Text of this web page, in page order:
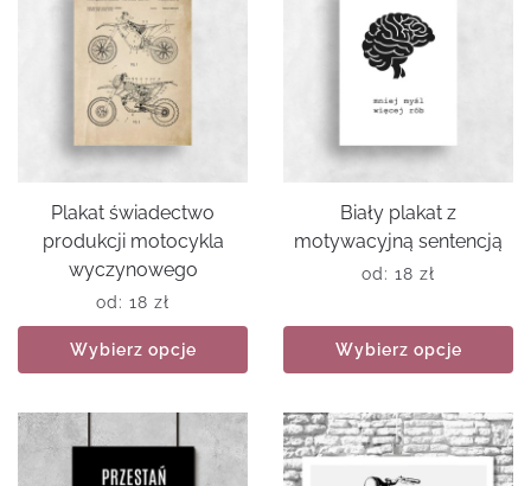
Plakat świadectwo
produkcji motocykla
wyczynowego
od: 18 zł
Wybierz opcje
Biały plakat z
motywacyjną sentencją
od: 18 zł
Wybierz opcje